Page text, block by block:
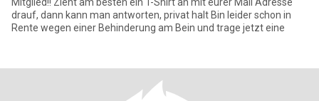
drauf, dann kann man antworten, privat halt Bin leider schon in
Rente wegen einer Behinderung am Bein und trage jetzt eine